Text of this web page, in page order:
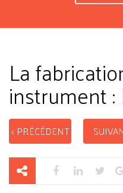
La
instrument
< PRÉCÉDENT